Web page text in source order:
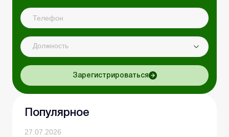
Должность
Зарегистрироваться
Популярное
27.07.2026